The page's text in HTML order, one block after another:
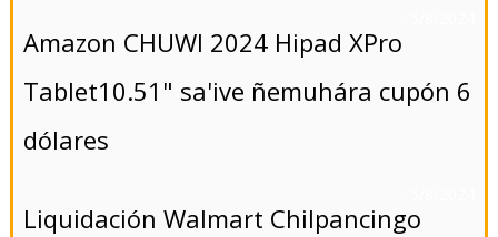
Amazon CHUWI 2024 Hipad XPro
Tablet10.51" sa'ive ñemuhára cupón 6
dólares
Liquidación Walmart Chilpancingo